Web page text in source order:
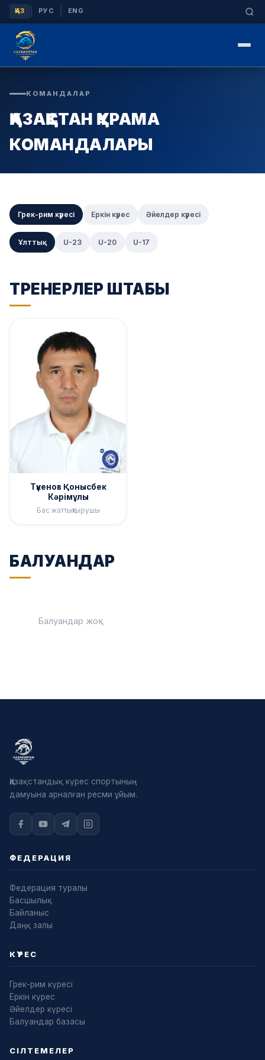
ҚАЗ РУС ENG
КОМАНДАЛАР
ҚАЗАҚСТАН ҚҰРАМА
КОМАНДАЛАРЫ
Грек-рим күресі Еркін күрес Әйелдер күресі
Ұлттық U-23 U-20 U-17
ТРЕНЕРЛЕР ШТАБЫ
Түкенов Қонысбек
Кәрімұлы
Бас жаттықтырушы
БАЛУАНДАР
Балуандар жоқ
Қазақстандық күрес спортының
дамуына арналған ресми ұйым.
ФЕДЕРАЦИЯ
Федерация туралы
Басшылық
Байланыс
Даңқ залы
КҮРЕС
Грек-рим күресі
Еркін күрес
Әйелдер күресі
Балуандар базасы
СІЛТЕМЕЛЕР